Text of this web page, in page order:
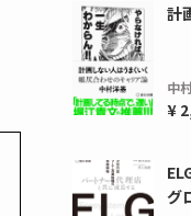
計
中
¥
グ